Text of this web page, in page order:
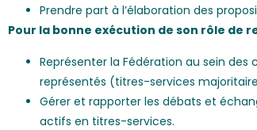
Prendre part à l’élaboration des
Pour la bonne exécution de son rôle de
Représenter la Fédération au sein
représentés (titres-services
Gérer et rapporter les débats et
actifs en titres-services.